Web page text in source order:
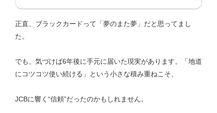
正直、ブラックカードって「夢のまた夢」だと思ってまし
た。
でも、気づけば6年後に手元に届いた現実があります。「地道
にコツコツ使い続ける」という小さな積み重ねこそ、
JCBに響く“信頼”だったのかもしれません。